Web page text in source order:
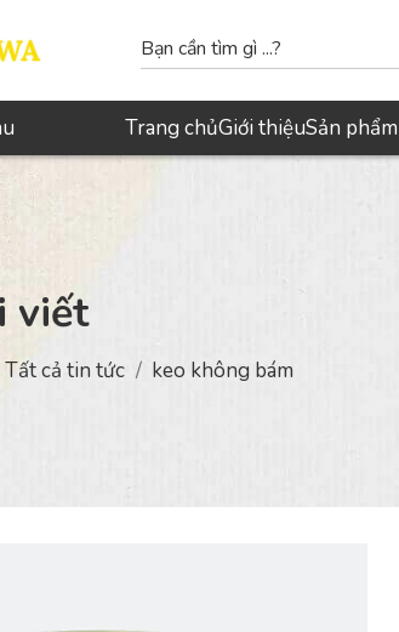
Trang chủGiới thiệuSản phẩm
viết
cả tin tức keo không bám